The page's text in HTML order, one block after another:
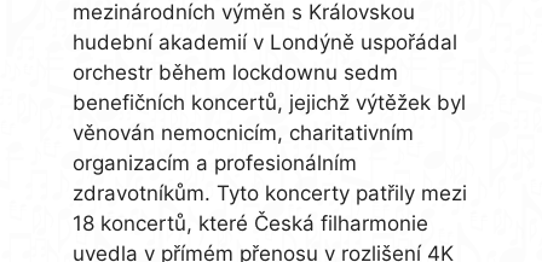
mezinárodních výměn s Královskou
hudební akademií v Londýně uspořádal
orchestr během lockdownu sedm
benefičních koncertů, jejichž výtěžek byl
věnován nemocnicím, charitativním
organizacím a profesionálním
zdravotníkům. Tyto koncerty patřily mezi
18 koncertů, které Česká filharmonie
uvedla v přímém přenosu v rozlišení 4K